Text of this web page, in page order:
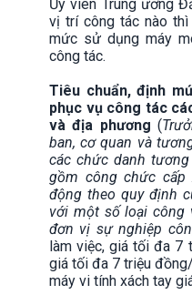
Ủy viên Trung ương
vị trí công tác nào
mức sử dụng máy
công tác.
Tiêu chuẩn, định
phục vụ công tác
và địa phương(
ban, cơ quan và
các chức danh
gồm công chức cấp
động theo quy định
với một số loại công
đơn vị sự nghiệp
làm việc, giá tối đa 7
giá tối đa 7 triệu
máy vi tính xách tay